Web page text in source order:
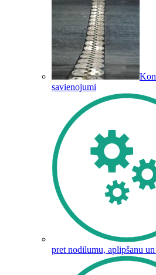
savienojumi
pret nodilumu, aplipšanu